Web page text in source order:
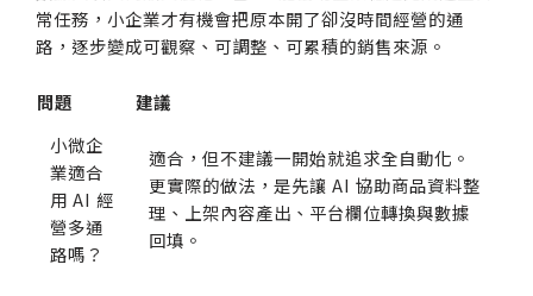
常任務，小企業才有機會把原本開了卻沒時間經營的通
路，逐步變成可觀察、可調整、可累積的銷售來源。
問題
建議
小微企
業適合
用 AI 經
營多通
路嗎？
適合，但不建議一開始就追求全自動化。
更實際的做法，是先讓 AI 協助商品資料整
理、上架內容產出、平台欄位轉換與數據
回填。